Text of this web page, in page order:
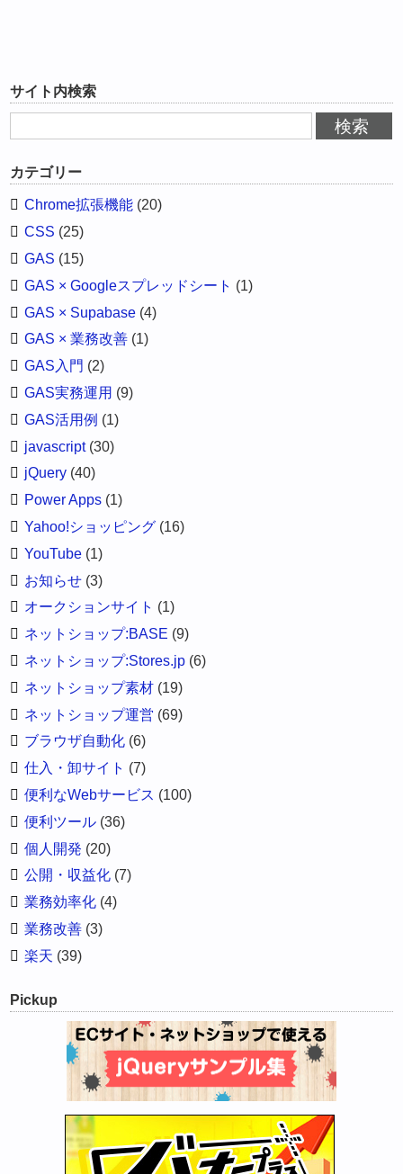
サイト内検索
カテゴリー
Chrome拡張機能 (20)
CSS (25)
GAS (15)
GAS × Googleスプレッドシート (1)
GAS × Supabase (4)
GAS × 業務改善 (1)
GAS入門 (2)
GAS実務運用 (9)
GAS活用例 (1)
javascript(30)
jQuery (40)
Power Apps (1)
Yahoo!ショッピング (16)
YouTube (1)
お知らせ (3)
オークションサイト (1)
ネットショップ:BASE (9)
ネットショップ:Stores.jp (6)
ネットショップ素材 (19)
ネットショップ運営 (69)
ブラウザ自動化 (6)
仕入・卸サイト (7)
便利なWebサービス (100)
便利ツール (36)
個人開発 (20)
公開・収益化 (7)
業務効率化 (4)
業務改善 (3)
楽天 (39)
Pickup